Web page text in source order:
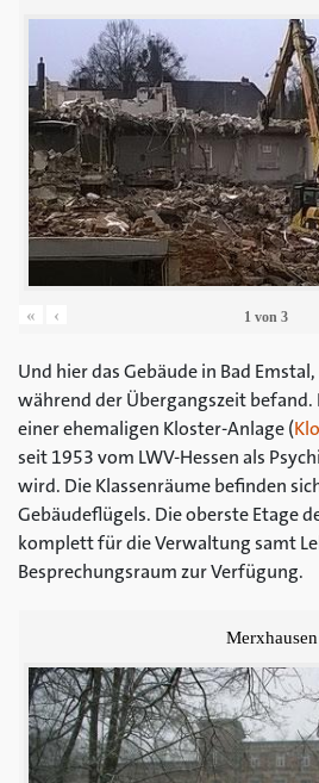
« ‹ 1 von3
Und hier das Gebäude in Bad
während der Übergangszeit befand.
einer ehemaligen Kloster-Anlage (
seit 1953 vom LWV-Hessen als
wird. Die Klassenräume befinden
Gebäudeflügels. Die oberste Etage
komplett für die Verwaltung samt
Besprechungsraum zur Verfügung.
Merxhausen